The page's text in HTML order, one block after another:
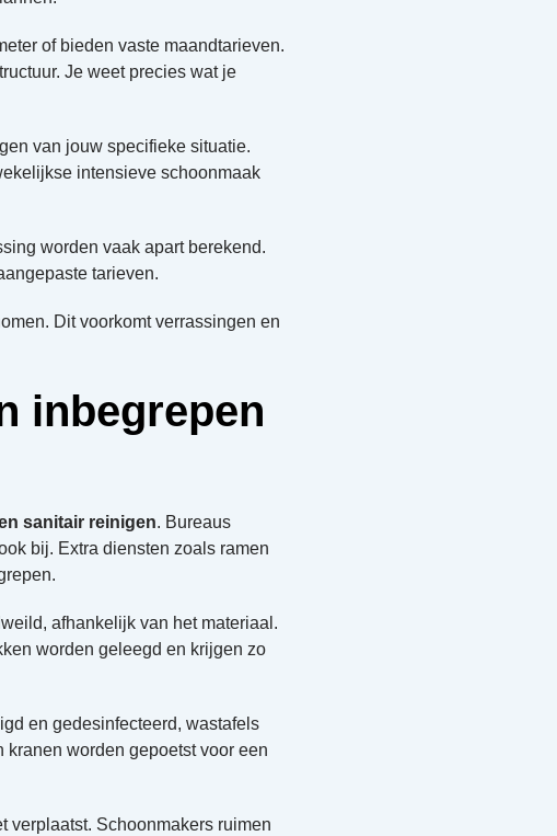
of bieden vaste maandtarieven.
Je weet precies wat je
van jouw specifieke situatie.
intensieve schoonmaak
worden vaak apart berekend.
tarieven.
Dit voorkomt verrassingen en
inbegrepen
sanitair reinigen. Bureaus
bij. Extra diensten zoals ramen
afhankelijk van het materiaal.
worden geleegd en krijgen zo
en gedesinfecteerd, wastafels
worden gepoetst voor een
verplaatst. Schoonmakers ruimen